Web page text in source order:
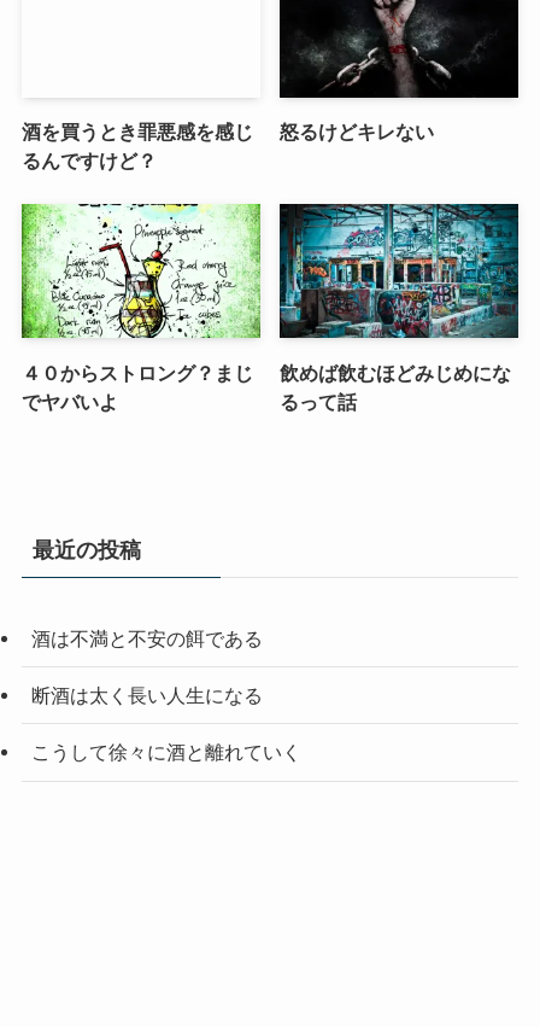
酒を買うとき罪悪感を感じ
るんですけど？
怒るけどキレない
４０からストロング？まじ
でヤバいよ
飲めば飲むほどみじめにな
るって話
最近の投稿
酒は不満と不安の餌である
断酒は太く長い人生になる
こうして徐々に酒と離れていく